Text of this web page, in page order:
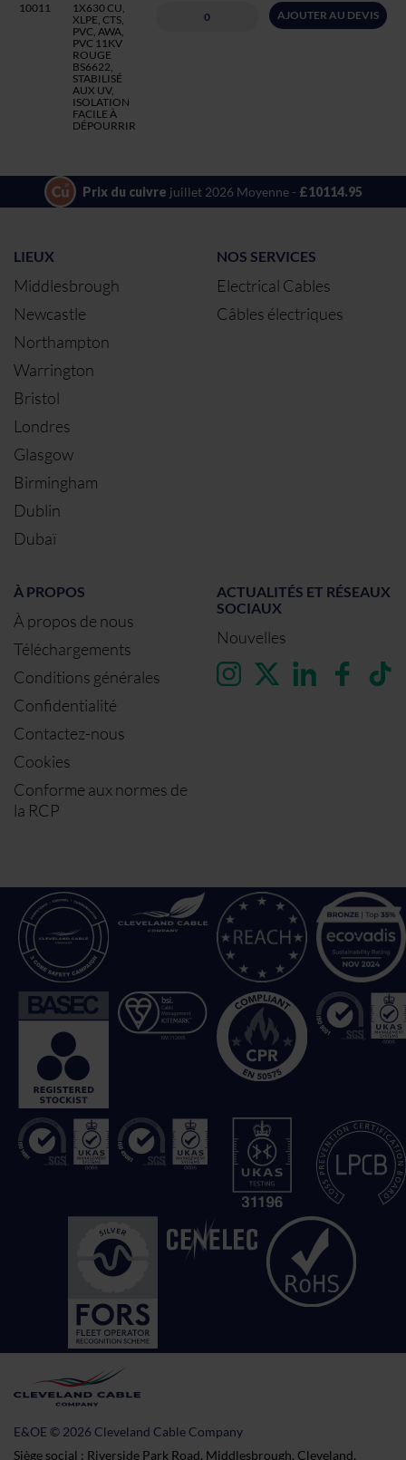
10011
1X630 CU,
XLPE, CTS,
PVC, AWA,
PVC 11KV
ROUGE
BS6622,
STABILISÉ
AUX UV,
ISOLATION
FACILE À
DÉPOURRIR
AJOUTER AU DEVIS
Prix du cuivre juillet 2026 Moyenne - £10114.95
LIEUX
Middlesbrough
Newcastle
Northampton
Warrington
Bristol
Londres
Glasgow
Birmingham
Dublin
Dubaï
NOS SERVICES
Electrical Cables
Câbles électriques
À PROPOS
À propos de nous
Téléchargements
Conditions générales
Confidentialité
Contactez-nous
Cookies
Conforme aux normes de
la RCP
ACTUALITÉS ET RÉSEAUX
SOCIAUX
Nouvelles
E&OE © 2026 Cleveland Cable Company
Siège social : Riverside Park Road, Middlesbrough, Cleveland,